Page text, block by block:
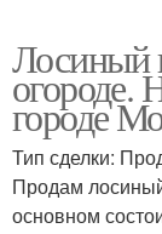
Лосиный
огороде.
городе
Тип сделки:
Продам
основном